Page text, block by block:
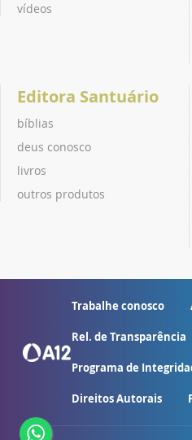
vídeos
Editora Santuário
bíblias
deus conosco
livros
outros produtos
Trabalhe conosco
Rel. de Transparência
Programa de
Direitos Autorais